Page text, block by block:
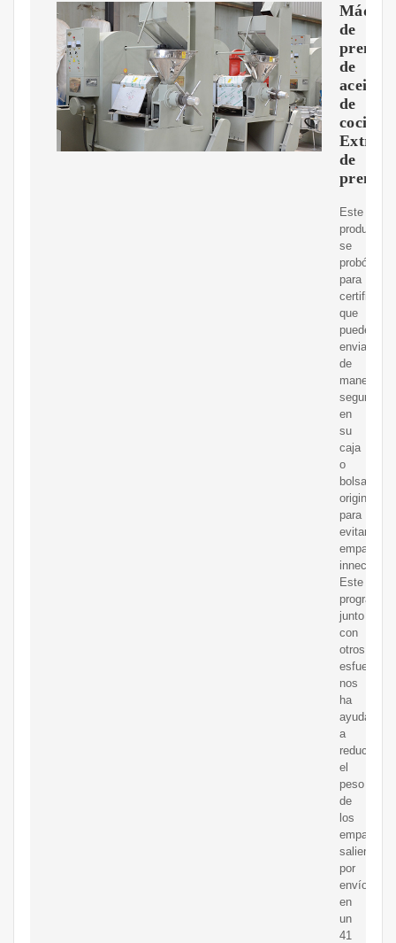
de
prensa
de
aceite
de
cocina
de
prensa
Este
producto
se
probó
para
certificar
que
puede
enviarse
de
manera
segura
en
su
caja
o
bolsa
original
para
evitar
empaques
Este
programa,
junto
con
otros
esfuerzos,
nos
ha
ayudado
a
reducir
el
peso
de
los
empaques
salientes
por
envío
en
un
41